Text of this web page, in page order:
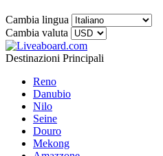
Cambia lingua
Cambia valuta
Destinazioni Principali
Reno
Danubio
Nilo
Seine
Douro
Mekong